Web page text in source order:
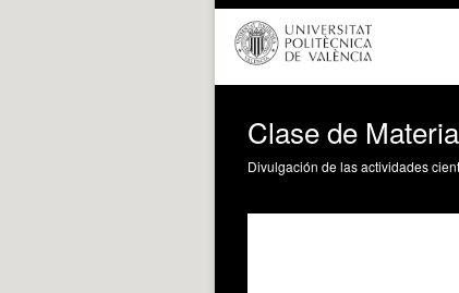
Clase de
Divulgación de las actividades